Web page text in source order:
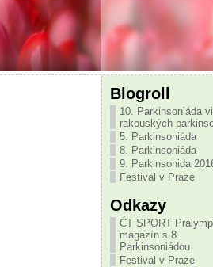
Blogroll
10. Parkinsoniáda
rakouských
5. Parkinsoniáda
8. Parkinsoniáda
9. Parkinsonida
Festival v Praze
Odkazy
ĆT SPORT
magazín s 8.
Parkinsoniádou
Festival v Praze